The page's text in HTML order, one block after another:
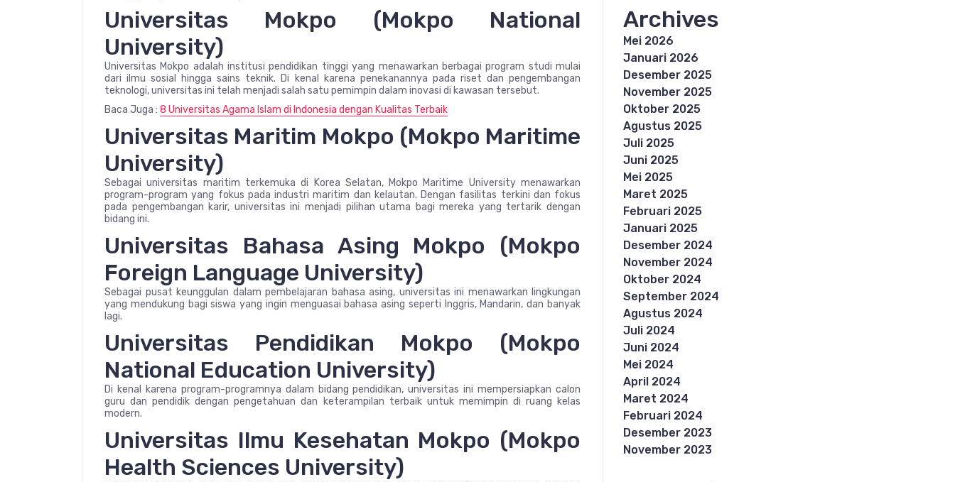
Universitas Mokpo (Mokpo National
University)
Universitas Mokpo adalah institusi pendidikan tinggi yang menawarkan berbagai program studi mulai
dari ilmu sosial hingga sains teknik. Di kenal karena penekanannya pada riset dan pengembangan
teknologi, universitas ini telah menjadi salah satu pemimpin dalam inovasi di kawasan tersebut.
Baca Juga : 8 Universitas Agama Islam di Indonesia dengan Kualitas Terbaik
Universitas Maritim Mokpo (Mokpo Maritime
University)
Sebagai universitas maritim terkemuka di Korea Selatan, Mokpo Maritime University menawarkan
program-program yang fokus pada industri maritim dan kelautan. Dengan fasilitas terkini dan fokus
pada pengembangan karir, universitas ini menjadi pilihan utama bagi mereka yang tertarik dengan
bidang ini.
Universitas Bahasa Asing Mokpo (Mokpo
Foreign Language University)
Sebagai pusat keunggulan dalam pembelajaran bahasa asing, universitas ini menawarkan lingkungan
yang mendukung bagi siswa yang ingin menguasai bahasa asing seperti Inggris, Mandarin, dan banyak
lagi.
Universitas Pendidikan Mokpo (Mokpo
National Education University)
Di kenal karena program-programnya dalam bidang pendidikan, universitas ini mempersiapkan calon
guru dan pendidik dengan pengetahuan dan keterampilan terbaik untuk memimpin di ruang kelas
modern.
Universitas Ilmu Kesehatan Mokpo (Mokpo
Health Sciences University)
Archives
Mei 2026
Januari 2026
Desember 2025
November 2025
Oktober 2025
Agustus 2025
Juli 2025
Juni 2025
Mei 2025
Maret 2025
Februari 2025
Januari 2025
Desember 2024
November 2024
Oktober 2024
September 2024
Agustus 2024
Juli 2024
Juni 2024
Mei 2024
April 2024
Maret 2024
Februari 2024
Desember 2023
November 2023